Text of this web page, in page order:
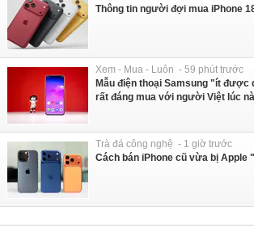
Thông tin người đợi mua iPhone
Xem - Mua - Luôn - 59 phút trước
Mẫu điện thoại Samsung "ít được
rất đáng mua với người Việt lúc
Trà đá công nghệ - 1 giờ trước
Cách bán iPhone cũ vừa bị Apple